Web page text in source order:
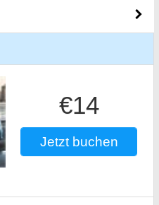
€14
Jetzt buchen